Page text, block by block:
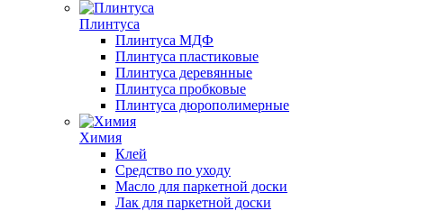
Плинтуса
Плинтуса МДФ
Плинтуса пластиковые
Плинтуса деревянные
Плинтуса пробковые
Плинтуса дюрополимерные
Химия
Клей
Средство по уходу
Масло для паркетной доски
Лак для паркетной доски